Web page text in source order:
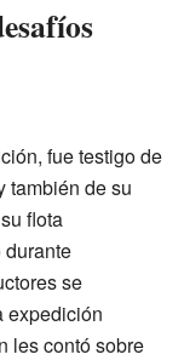
fue testigo de
también de su
flota
durante
se
expedición
les contó sobre